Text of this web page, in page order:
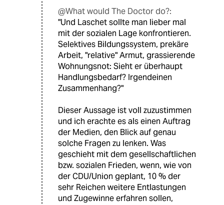
@What would The Doctor do?:
"Und Laschet sollte man lieber mal
mit der sozialen Lage konfrontieren.
Selektives Bildungssystem, prekäre
Arbeit, "relative" Armut, grassierende
Wohnungsnot: Sieht er überhaupt
Handlungsbedarf? Irgendeinen
Zusammenhang?"
Dieser Aussage ist voll zuzustimmen
und ich erachte es als einen Auftrag
der Medien, den Blick auf genau
solche Fragen zu lenken. Was
geschieht mit dem gesellschaftlichen
bzw. sozialen Frieden, wenn, wie von
der CDU/Union geplant, 10 % der
sehr Reichen weitere Entlastungen
und Zugewinne erfahren sollen,